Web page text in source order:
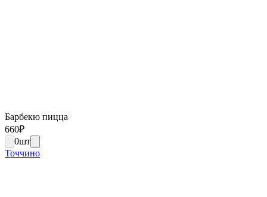
Барбекю пицца
660₽
0шт
Точчино